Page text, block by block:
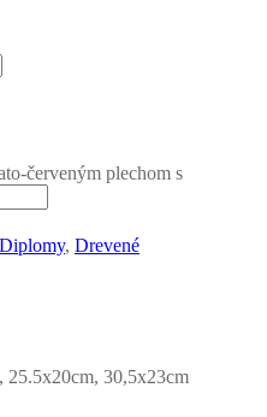
červeným plechom s
Diplomy, Drevené
25.5x20cm, 30,5x23cm